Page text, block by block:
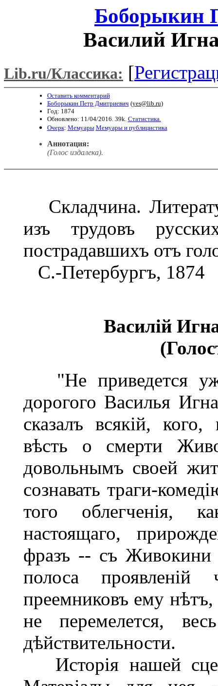
Боборыкин
Василий
Lib.ru/Классика: [
Оставить комментарий
Боборыкин Петр Дмитриевич (yes@lib.ru)
Год: 1874
Обновлено: 11/04/2016. 39k. Статистика.
Очерк: Мемуары Мемуары и публицистика
Аннотация:
(Голос издалека).
Складчина.
изъ трудовъ
пострадавшихъ отъ
С.-Петербургъ, 1874
Василій
"Не приведется
дорогого Василья
сказалъ всякій,
вѣсть о смерти
довольнымъ своей
сознавать траги-
того облегченія,
настоящаго,
фразъ -- съ Живокини
полоса
преемниковъ ему
не перемелется,
дѣйствительности.
Исторія нашей